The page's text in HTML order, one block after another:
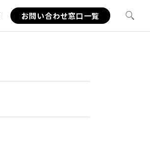
お問い合わせ窓口一覧